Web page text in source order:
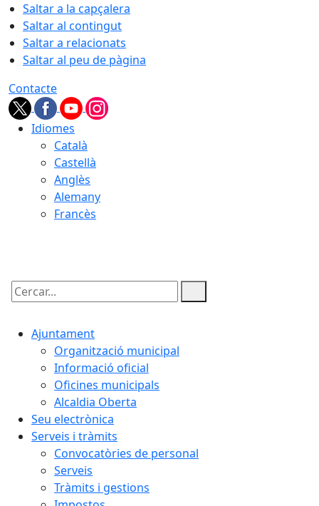
Saltar a la capçalera
Saltar al contingut
Saltar a relacionats
Saltar al peu de pàgina
Contacte
Idiomes
Català
Castellà
Anglès
Alemany
Francès
Cercar:
Ajuntament
Organització municipal
Informació oficial
Oficines municipals
Alcaldia Oberta
Seu electrònica
Serveis i tràmits
Convocatòries de personal
Serveis
Tràmits i gestions